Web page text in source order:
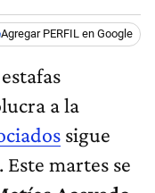
Agregar PERFIL en Google
a la
sigue
martes se